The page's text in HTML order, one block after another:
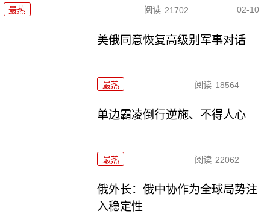
最热 阅读 21702 02-10
美俄同意恢复高级别军事对话
最热 阅读 18564
单边霸凌倒行逆施、不得人心
最热 阅读 22062
俄外长：俄中协作为全球局势注
入稳定性